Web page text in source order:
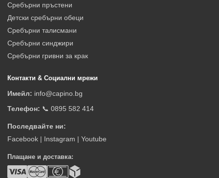
Сребърни пръстени
Детски сребърни обеци
Сребърни талисмани
Сребърни синджири
Сребърни гривни за крак
Контакти & Социални мрежи
Имейл: info@capino.bg
Телефон: 📞 0895 582 414
Последвайте ни:
Facebook | Instagram | Youtube
Плащане и доставка: